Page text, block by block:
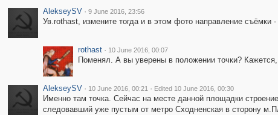
AlekseySV · 9 June 2016, 23:56
Ув.rothast, измените тогда и в этом фото направление съёмки
rothast · 10 June 2016, 00:07
Поменял. А вы уверены в положении точки? Кажется,
AlekseySV · 10 June 2016, 00:21 · Edited 10 June 2016, 00:30
Именно там точка. Сейчас на месте данной площадки
следовавший уже пустым от метро Сходненская в сторону